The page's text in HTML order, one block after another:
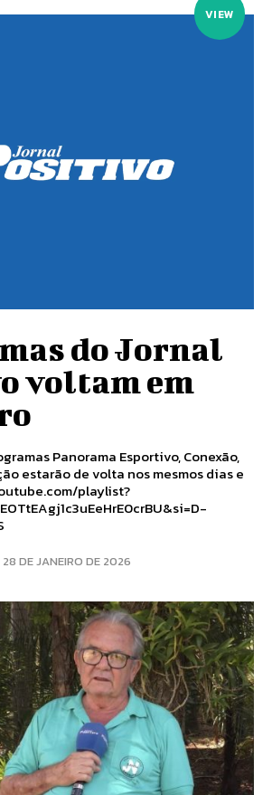
VIEW
do Jornal
voltam em
Panorama Esportivo, Conexão,
estarão de volta nos mesmos dias e
28 DE JANEIRO DE 2026